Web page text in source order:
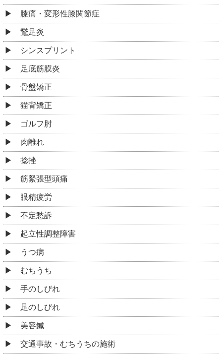
膝痛・変形性膝関節症
鵞足炎
シンスプリント
足底筋膜炎
骨盤矯正
猫背矯正
ゴルフ肘
肉離れ
捻挫
筋緊張型頭痛
眼精疲労
不定愁訴
起立性調整障害
うつ病
むちうち
手のしびれ
足のしびれ
美容鍼
交通事故・むちうちの施術